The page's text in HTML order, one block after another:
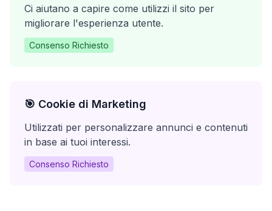
Ci aiutano a capire come utilizzi il sito per
migliorare l'esperienza utente.
Consenso Richiesto
🎯 Cookie di Marketing
Utilizzati per personalizzare annunci e contenuti
in base ai tuoi interessi.
Consenso Richiesto